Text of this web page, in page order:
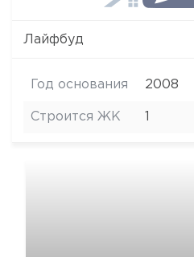
Лайфбуд
Год основания 2008
Строится ЖК